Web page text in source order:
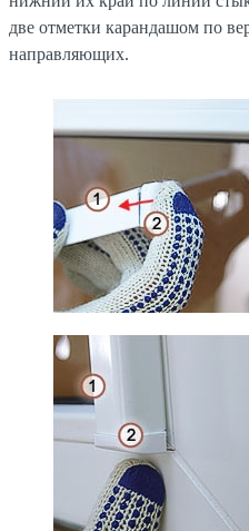
две отметки карандашом по
направляющих.